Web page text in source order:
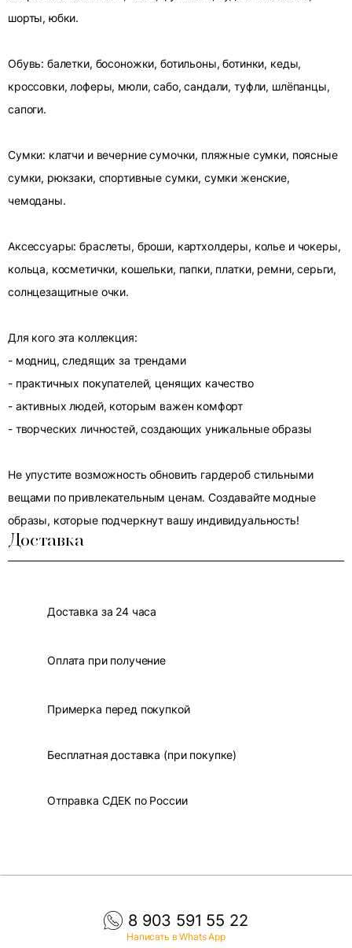
шорты, юбки.
Обувь: балетки, босоножки, ботильоны, ботинки, кеды,
кроссовки, лоферы, мюли, сабо, сандали, туфли, шлёпанцы,
сапоги.
Сумки: клатчи и вечерние сумочки, пляжные сумки, поясные
сумки, рюкзаки, спортивные сумки, сумки женские,
чемоданы.
Аксессуары: браслеты, броши, картхолдеры, колье и чокеры,
кольца, косметички, кошельки, папки, платки, ремни, серьги,
солнцезащитные очки.
Для кого эта коллекция:
- модниц, следящих за трендами
- практичных покупателей, ценящих качество
- активных людей, которым важен комфорт
- творческих личностей, создающих уникальные образы
Не упустите возможность обновить гардероб стильными
вещами по привлекательным ценам. Создавайте модные
образы, которые подчеркнут вашу индивидуальность!
Доставка
Доставка за 24 часа
Оплата при получение
Примерка перед покупкой
Бесплатная доставка (при покупке)
Отправка СДЕК по России
8 903 591 55 22
Написать в Whats App